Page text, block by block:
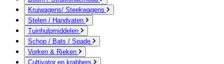
Kruiwagens/ Steekwagens
Stelen / Handvaten
Tuinhulpmiddelen
Schop / Bats / Spade
Vorken & Rieken
Cultivator en krabbers